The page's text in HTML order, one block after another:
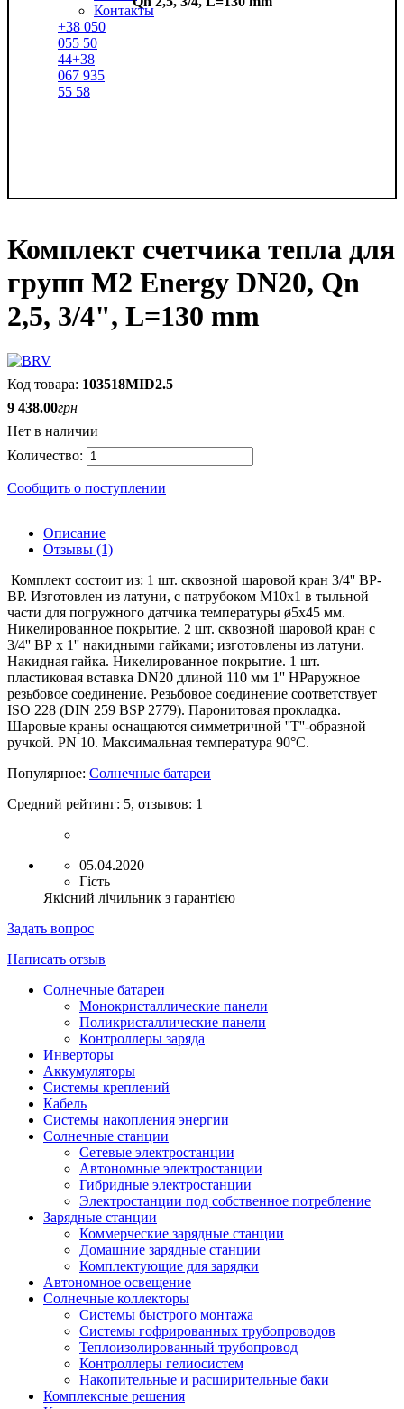
Контакты
+38 050
055 50
44+38
067 935
55 58
Комплект счетчика тепла для
групп M2 Energy DN20, Qn
2,5, 3/4", L=130 mm
103518MID2.5
9 438.00грн
Нет в наличии
Сообщить о поступлении
Описание
Отзывы (1)
Комплект состоит из: 1 шт. сквозной шаровой кран 3/4'' ВР-
ВР. Изготовлен из латуни, с патрубоком М10х1 в тыльной
части для погружного датчика температуры ø5x45 мм.
Никелированное покрытие. 2 шт. сквозной шаровой кран с
3/4'' ВР x 1'' накидными гайками; изготовлены из латуни.
Накидная гайка. Никелированное покрытие. 1 шт.
пластиковая вставка DN20 длиной 110 мм 1'' НРаружное
резьбовое соединение. Резьбовое соединение соответствует
ISO 228 (DIN 259 BSP 2779). Паронитовая прокладка.
Шаровые краны оснащаются симметричной ''Т''-образной
ручкой. PN 10. Максимальная температура 90°С.
Популярное: Солнечные батареи
Средний рейтинг: 5, отзывов: 1
05.04.2020
Гість
Якісний лічильник з гарантією
Задать вопрос
Написать отзыв
Солнечные батареи
Монокристаллические панели
Поликристаллические панели
Контроллеры заряда
Инверторы
Аккумуляторы
Системы креплений
Кабель
Системы накопления энергии
Солнечные станции
Сетевые электростанции
Автономные электростанции
Гибридные электростанции
Электростанции под собственное потребление
Зарядные станции
Коммерческие зарядные станции
Домашние зарядные станции
Комплектующие для зарядки
Автономное освещение
Солнечные коллекторы
Системы быстрого монтажа
Системы гофрированных трубопроводов
Теплоизолированный трубопровод
Контроллеры гелиосистем
Накопительные и расширительные баки
Комплексные решения